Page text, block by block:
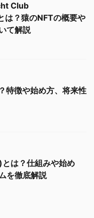
Club
は？猿のNFTの概要や
て解説
特徴や始め方、将来性
は？仕組みや始め
を徹底解説